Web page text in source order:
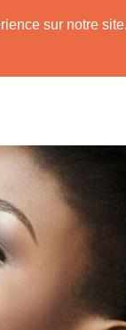
sur notre
!